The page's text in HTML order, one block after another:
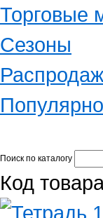
Торговые
Сезоны
Поиск по каталогу
Код